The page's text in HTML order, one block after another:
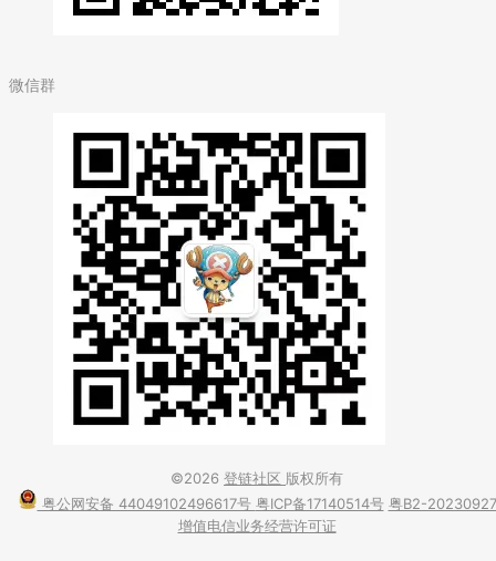
微信群
©2026 登链社区 版权所有
粤公网安备 44049102496617号 粤ICP备17140514号 粤B2-20230927
增值电信业务经营许可证